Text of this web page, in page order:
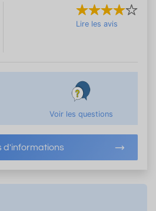
Lire les avis
Voir les questions
d'informations